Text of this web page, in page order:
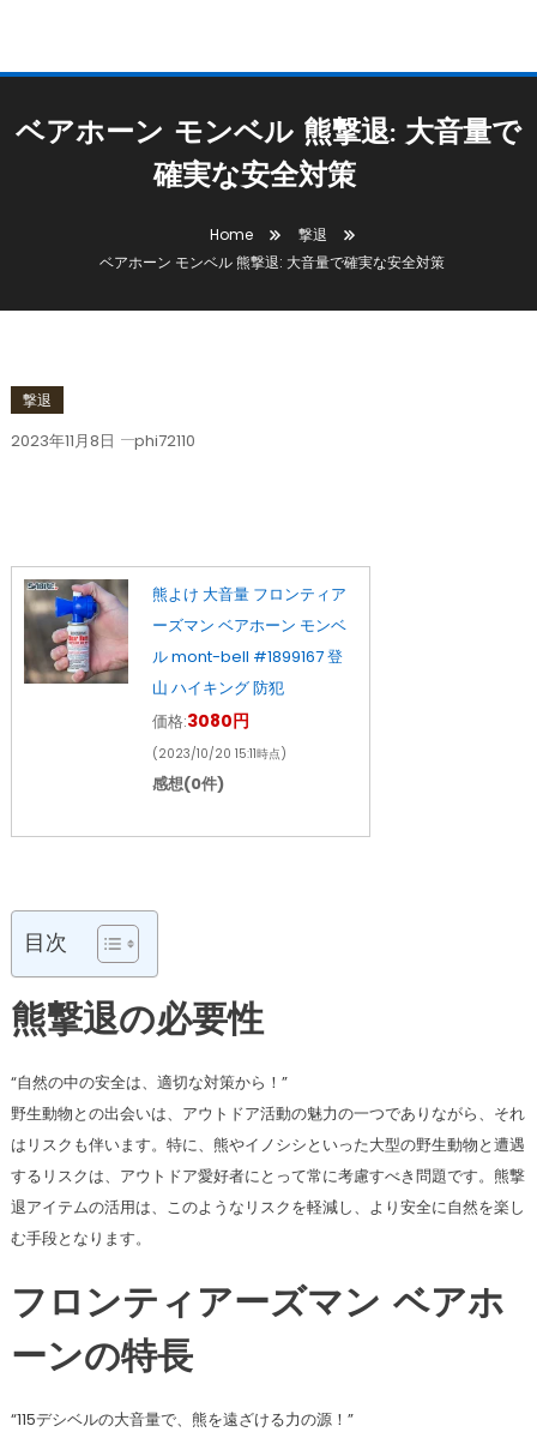
ベアホーン モンベル 熊撃退: 大音量で
確実な安全対策
Home
撃退
ベアホーン モンベル 熊撃退: 大音量で確実な安全対策
撃退
2023年11月8日 phi72110
熊よけ 大音量 フロンティア
ーズマン ベアホーン モンベ
ル mont-bell #1899167 登
山 ハイキング 防犯
価格:3080円
(2023/10/20 15:11時点)
感想(0件)
目次
熊撃退の必要性
“自然の中の安全は、適切な対策から！”
野生動物との出会いは、アウトドア活動の魅力の一つでありながら、それ
はリスクも伴います。特に、熊やイノシシといった大型の野生動物と遭遇
するリスクは、アウトドア愛好者にとって常に考慮すべき問題です。熊撃
退アイテムの活用は、このようなリスクを軽減し、より安全に自然を楽し
む手段となります。
フロンティアーズマン ベアホ
ーンの特長
“115デシベルの大音量で、熊を遠ざける力の源！”